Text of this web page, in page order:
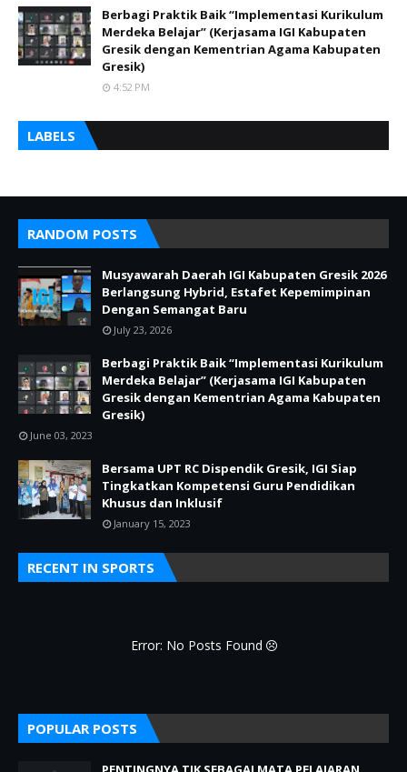
Berbagi Praktik Baik “Implementasi Kurikulum
Merdeka Belajar” (Kerjasama IGI Kabupaten
Gresik dengan Kementrian Agama Kabupaten
Gresik)
4:52 PM
LABELS
RANDOM POSTS
Musyawarah Daerah IGI Kabupaten Gresik 2026
Berlangsung Hybrid, Estafet Kepemimpinan
Dengan Semangat Baru
July 23, 2026
Berbagi Praktik Baik “Implementasi Kurikulum
Merdeka Belajar” (Kerjasama IGI Kabupaten
Gresik dengan Kementrian Agama Kabupaten
Gresik)
June 03, 2023
Bersama UPT RC Dispendik Gresik, IGI Siap
Tingkatkan Kompetensi Guru Pendidikan
Khusus dan Inklusif
January 15, 2023
RECENT IN SPORTS
Error: No Posts Found
POPULAR POSTS